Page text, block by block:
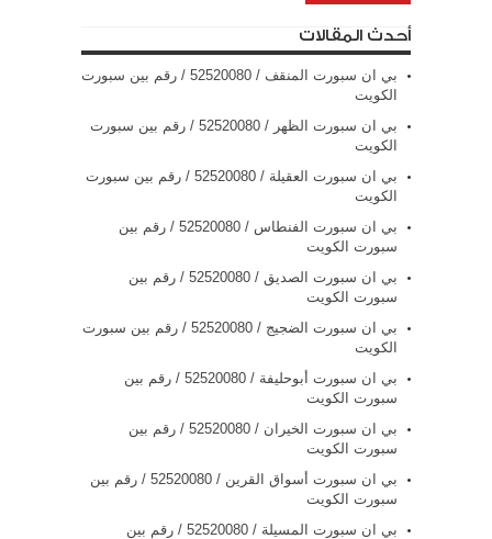
أحدث المقالات
بي ان سبورت المنقف / 52520080 / رقم بين سبورت
الكويت
بي ان سبورت الظهر / 52520080 / رقم بين سبورت
الكويت
بي ان سبورت العقيلة / 52520080 / رقم بين سبورت
الكويت
بي ان سبورت الفنطاس / 52520080 / رقم بين
سبورت الكويت
بي ان سبورت الصديق / 52520080 / رقم بين
سبورت الكويت
بي ان سبورت الضجيج / 52520080 / رقم بين سبورت
الكويت
بي ان سبورت أبوحليفة / 52520080 / رقم بين
سبورت الكويت
بي ان سبورت الخيران / 52520080 / رقم بين
سبورت الكويت
بي ان سبورت أسواق القرين / 52520080 / رقم بين
سبورت الكويت
بي ان سبورت المسيلة / 52520080 / رقم بين